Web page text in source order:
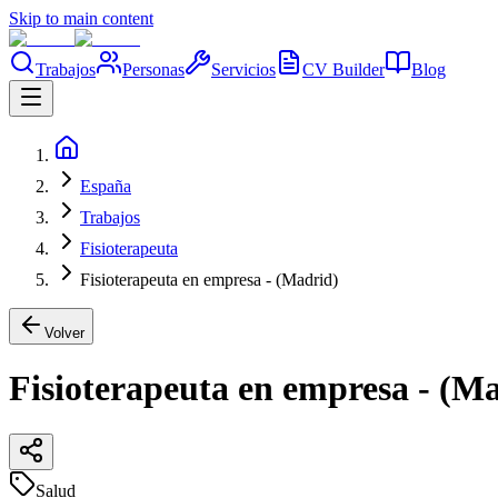
Skip to main content
Trabajos Personas Servicios CV Builder Blog
España
Trabajos
Fisioterapeuta
Fisioterapeuta en empresa - (Madrid)
Volver
Fisioterapeuta en empresa -
Salud